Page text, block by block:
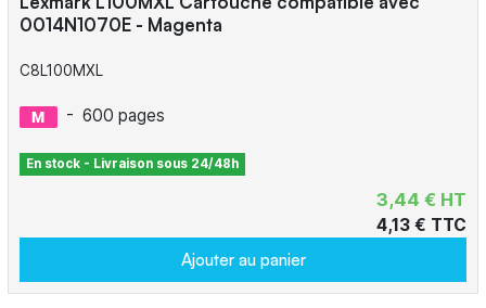
0014N1070E - Magenta
C8L100MXL
- 600 pages
En stock - Livraison sous 24/48h
3,44 € HT
4,13 € TTC
Ajouter au panier